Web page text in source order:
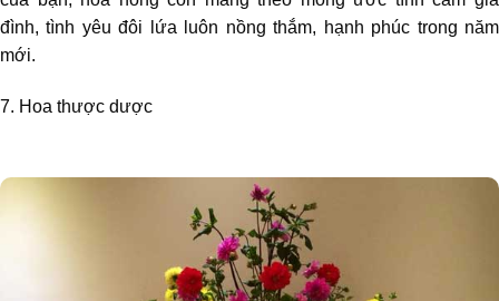
đình, tình yêu đôi lứa luôn nồng thắm, hạnh phúc trong năm
mới.
7. Hoa thược dược